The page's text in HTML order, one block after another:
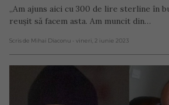
„Am ajuns aici cu 300 de lire sterline în
reușit să facem asta. Am muncit din…
Scris de Mihai Diaconu - vineri, 2 iunie 2023